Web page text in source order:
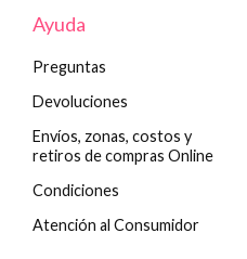
Ayuda
Preguntas
Devoluciones
Envíos, zonas, costos y
retiros de compras Online
Condiciones
Atención al Consumidor